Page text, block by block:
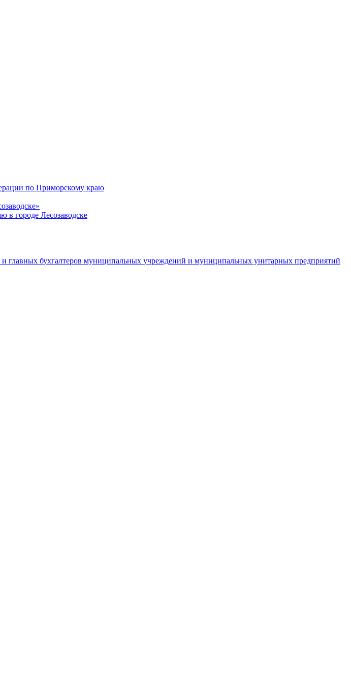
по Приморскому краю
в городе Лесозаводске
и главных бухгалтеров муниципальных учреждений и муниципальных унитарных предприятий